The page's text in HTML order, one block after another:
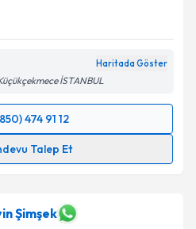
Haritada Göster
İSTANBUL
474 91 12
Talep Et
Talebi
e-posta ile
Şimşek